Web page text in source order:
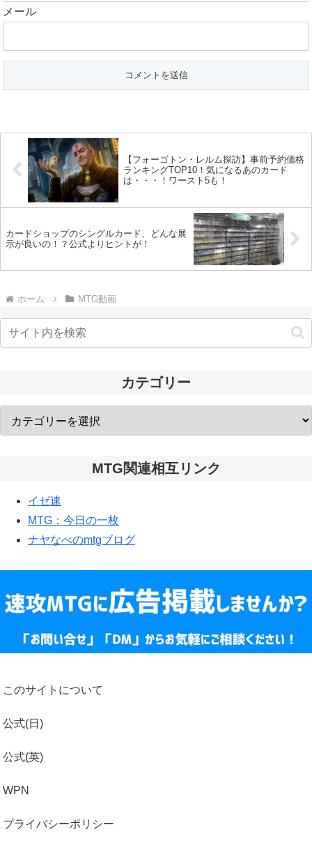
メール
【フォーゴトン・レルム探訪】事前予約価格
ランキングTOP10！気になるあのカード
は・・・！ワースト5も！
カードショップのシングルカード、どんな展
示が良いの！？公式よりヒントが！
ホーム MTG動画
カテゴリー
MTG関連相互リンク
イゼ速
MTG：今日の一枚
ナヤなべのmtgブログ
このサイトについて
公式(日)
公式(英)
WPN
プライバシーポリシー